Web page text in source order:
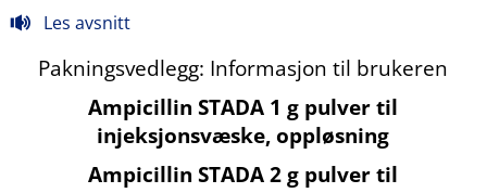
Les avsnitt
Pakningsvedlegg: Informasjon til brukeren
Ampicillin STADA 1 g pulver til
injeksjonsvæske, oppløsning
Ampicillin STADA 2 g pulver til